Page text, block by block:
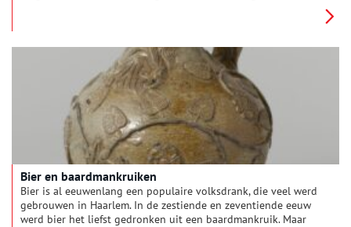
Bier en baardmankruiken
Bier is al eeuwenlang een populaire volksdrank, die veel werd
gebrouwen in Haarlem. In de zestiende en zeventiende eeuw
werd bier het liefst gedronken uit een baardmankruik. Maar